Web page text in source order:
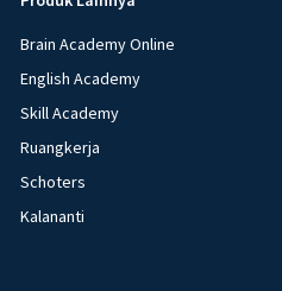
Brain Academy Online
English Academy
Skill Academy
Ruangkerja
Schoters
Kalananti